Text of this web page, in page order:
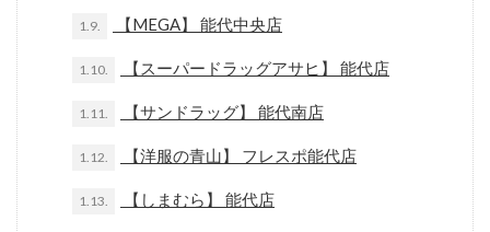
1.9. 【MEGA】 能代中央店
1.10. 【スーパードラッグアサヒ】 能代店
1.11. 【サンドラッグ】 能代南店
1.12. 【洋服の青山】 フレスポ能代店
1.13. 【しまむら】 能代店